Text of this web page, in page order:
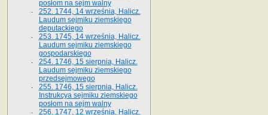
posłom na sejm walny
252. 1744, 14 września, Halicz.
Laudum sejmiku ziemskiego
deputackiego
253. 1745, 14 września, Halicz.
Laudum sejmiku ziemskiego
gospodarskiego
254. 1746, 15 sierpnia, Halicz.
Laudum sejmiku ziemskiego
przedsejmowego
255. 1746, 15 sierpnia, Halicz.
Instrukcya sejmiku ziemskiego
posłom na sejm walny
256. 1747, 12 września, Halicz.